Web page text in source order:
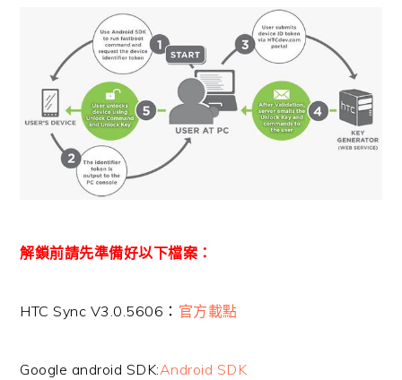
解鎖前請先準備好以下檔案：
HTC Sync V3.0.5606： 官方載點
Google android SDK:Android SDK